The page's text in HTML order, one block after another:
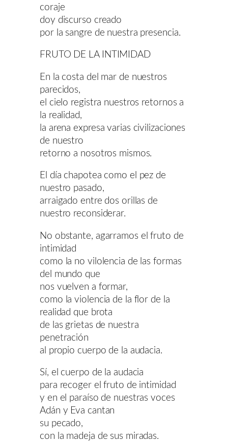
coraje
doy discurso creado
por la sangre de nuestra presencia.
FRUTO DE LA INTIMIDAD
En la costa del mar de nuestros
parecidos,
el cielo registra nuestros retornos a
la realidad,
la arena expresa varias civilizaciones
de nuestro
retorno a nosotros mismos.
El día chapotea como el pez de
nuestro pasado,
arraigado entre dos orillas de
nuestro reconsiderar.
No obstante, agarramos el fruto de
intimidad
como la no vilolencia de las formas
del mundo que
nos vuelven a formar,
como la violencia de la flor de la
realidad que brota
de las grietas de nuestra
penetración
al propio cuerpo de la audacia.
Sí, el cuerpo de la audacia
para recoger el fruto de intimidad
y en el paraíso de nuestras voces
Adán y Eva cantan
su pecado,
con la madeja de sus miradas.